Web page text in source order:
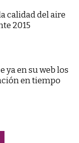
calidad del aire
2015
ya en su web los
en tiempo